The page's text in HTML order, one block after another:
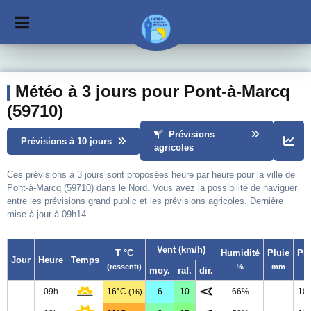
Météo à 3 jours pour Pont-à-Marcq
(59710)
Prévisions à 10 jours
Prévisions
agricoles
Ces prévisions à 3 jours sont proposées heure par heure pour la ville de
Pont-à-Marcq (59710) dans le Nord. Vous avez la possibilité de naviguer
entre les prévisions grand public et les prévisions agricoles. Dernière
mise à jour à 09h14.
Jour Heure Temps
T °C
(ressenti)
Vent (km/h) Humidité
%
Pluie
mm
moy. raf. dir.
09h 16°C (16) 6 10 66% --